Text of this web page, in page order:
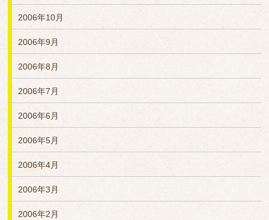
2006年10月
2006年9月
2006年8月
2006年7月
2006年6月
2006年5月
2006年4月
2006年3月
2006年2月